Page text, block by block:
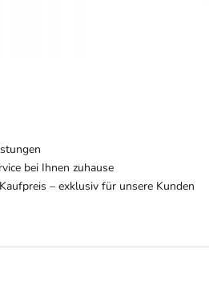
bei Ihnen zuhause
– exklusiv für unsere Kunden